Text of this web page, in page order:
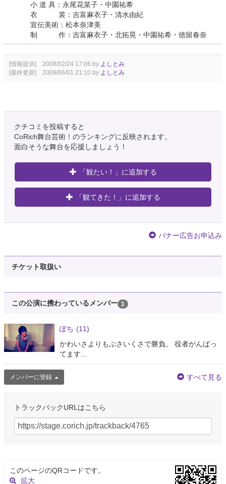
小 道 具：永尾花菜子・中園祐希
衣 裳：吉富麻衣子・清水由紀
宣伝美術：松本奈津美
制 作：吉富麻衣子・北拓晃・中園祐希・徳留春奈
[情報提供] 2008/02/24 17:06 by よしとみ
[最終更新] 2009/06/01 21:10 by よしとみ
クチコミを投稿すると
CoRich舞台芸術！のランキングに反映されます。
面白そうな舞台を応援しましょう！
「観たい！」に追加する
「観てきた！」に追加する
バナー広告お申込み
チケット取扱い
この公演に携わっているメンバー 1
ぽち (11)
かわいさよりもぶさいくさで勝負。 役者がんばっ
てます...
メンバーに登録 すべて見る
トラックバックURLはこちら
このページのQRコードです。
拡大